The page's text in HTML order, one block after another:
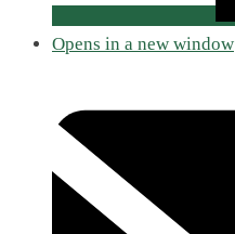
Opens in a new window